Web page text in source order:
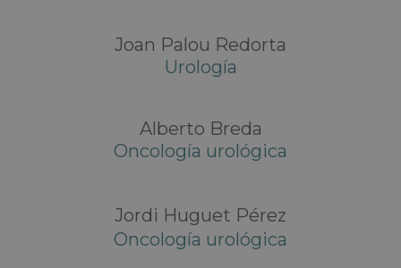
Joan Palou Redorta
Urología
Alberto Breda
Oncología urológica
Jordi Huguet Pérez
Oncología urológica